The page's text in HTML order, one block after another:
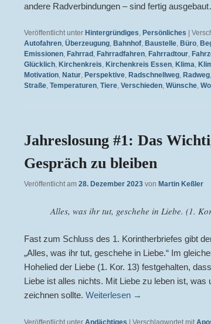
andere Radverbindungen – sind fertig
Veröffentlicht unter Hintergründiges, Persönliches
Autofahren, Überzeugung, Bahnhof, Baustelle, Büro,
Emissionen, Fahrrad , Fahrradfahren, Fahrradtour,
Glücklich, Kirchenkreis, Kirchenkreis Essen, Klima,
Motivation, Natur, Perspektive, Radschnellweg, Radweg,
Straße, Temperaturen, Tiere, Verschieden, Wünsche,
Jahreslosung #1: Das
Gespräch zu bleiben
Veröffentlicht am 28. Dezember 2023 von Martin Keßler
Alles, was ihr tut, geschehe in Liebe. (1.
Fast zum Schluss des 1. Korinther­briefes gibt
„Alles, was ihr tut, geschehe in Liebe.“ Im
Hohelied der Liebe (1. Kor. 13) fest­gehalten,
Liebe ist alles nichts. Mit Liebe zu leben ist,
zeichnen sollte. Weiterlesen →
Veröffentlicht unter Andächtiges | Verschlagwortet mit